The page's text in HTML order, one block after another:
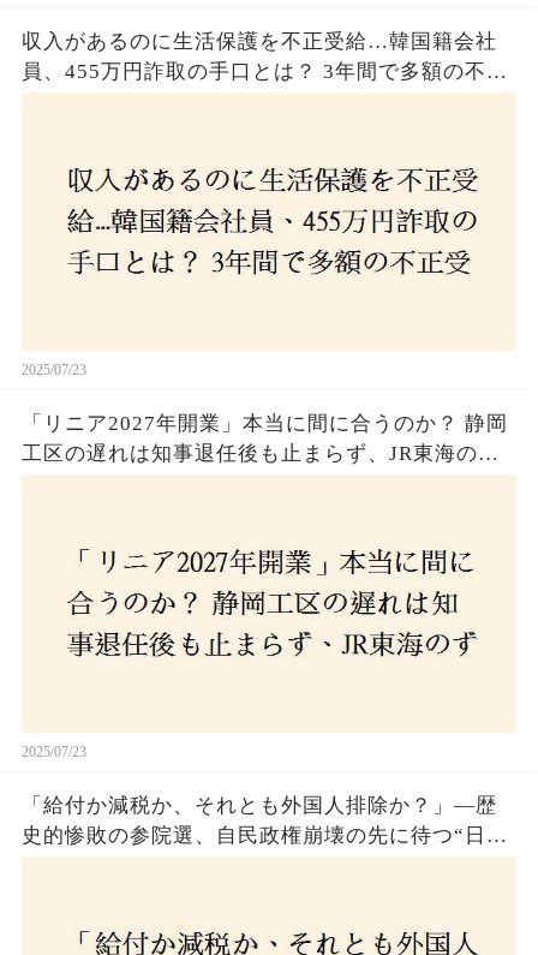
収入があるのに生活保護を不正受給…韓国籍会社
員、455万円詐取の手口とは？ 3年間で多額の不正
2025/07/23
「リニア2027年開業」本当に間に合うのか？ 静岡
工区の遅れは知事退任後も止まらず、JR東海のず
2025/07/23
「給付か減税か、それとも外国人排除か？」―歴
史的惨敗の参院選、自民政権崩壊の先に待つ“日本